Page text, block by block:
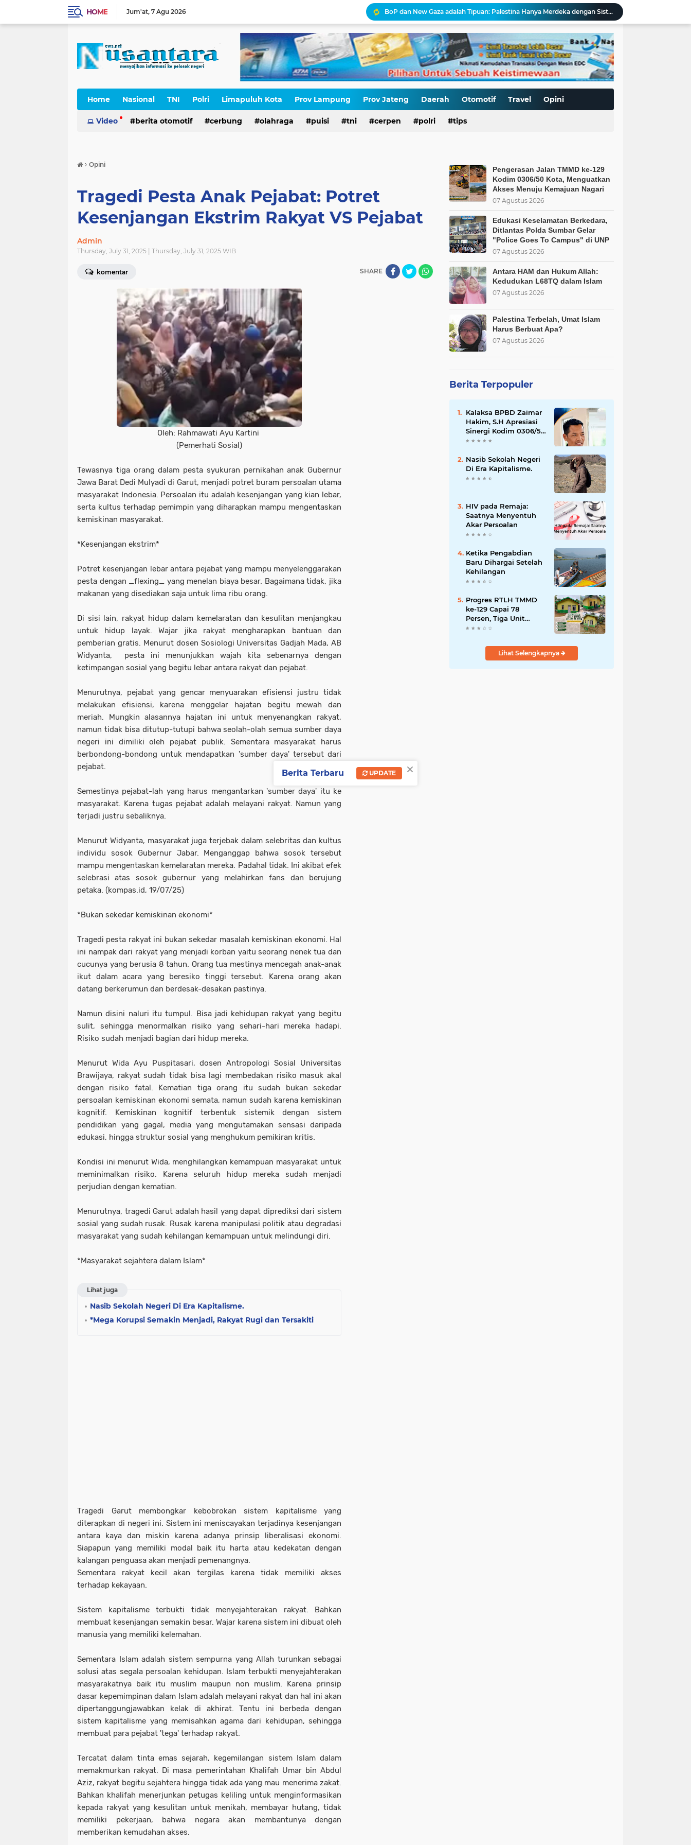
HOME Jum'at 7 Agu 2026
Kurnia Nugraha Raih Penghargaan Indonesia Public Relations Top Leader 2026
Pajak, Aparat, dan Krisis Kepercayaan Publik
STOP NORMALISASI LGBT & GENDER FLUID DI SEKOLAH
Pengerasan Jalan TMMD ke-129 Kodim 0306/50 Kota, Menguatkan Akses Menuju Kemajuan Nagari
Edukasi Keselamatan Berkedara, Ditlantas Polda Sumbar Gelar "Police Goes To Campus" di UNP
Antara HAM dan Hukum Allah: Kedudukan L68TQ dalam Islam
Kepatuhan Pajak atau Pemaksaan Pajak?
Gaza Disekat Israel: Potret Penjajahan Abadi
Home Nasional TNI Polri Limapuluh Kota Prov Lampung Prov Jateng Daerah Otomotif Travel Opini
Cerpen
Video berita otomotif cerbung olahraga puisi tni cerpen polri tips
› Opini
Tragedi Pesta Anak Pejabat: Potret
Kesenjangan Ekstrim Rakyat VS Pejabat
Admin
Thursday, July 31, 2025 | Thursday, July 31, 2025 WIB
komentar SHARE
Oleh: Rahmawati Ayu Kartini
(Pemerhati Sosial)
Tewasnya tiga orang dalam pesta syukuran pernikahan anak Gubernur
Jawa Barat Dedi Mulyadi di Garut, menjadi potret buram persoalan utama
masyarakat Indonesia. Persoalan itu adalah kesenjangan yang kian lebar,
serta kultus terhadap pemimpin yang diharapkan mampu mengentaskan
kemiskinan masyarakat.
*Kesenjangan ekstrim*
Potret kesenjangan lebar antara pejabat yang mampu menyelenggarakan
pesta dengan _flexing_ yang menelan biaya besar. Bagaimana tidak, jika
makanan yang disediakan saja untuk lima ribu orang.
Di sisi lain, rakyat hidup dalam kemelaratan dan kesulitan menjangkau
untuk hidup layak. Wajar jika rakyat mengharapkan bantuan dan
pemberian gratis. Menurut dosen Sosiologi Universitas Gadjah Mada, AB
Widyanta, pesta ini menunjukkan wajah kita sebenarnya dengan
ketimpangan sosial yang begitu lebar antara rakyat dan pejabat.
Menurutnya, pejabat yang gencar menyuarakan efisiensi justru tidak
melakukan efisiensi, karena menggelar hajatan begitu mewah dan
meriah. Mungkin alasannya hajatan ini untuk menyenangkan rakyat,
namun tidak bisa ditutup-tutupi bahwa seolah-olah semua sumber daya
negeri ini dimiliki oleh pejabat publik. Sementara masyarakat harus
berbondong-bondong untuk mendapatkan 'sumber daya' tersebut dari
pejabat.
Semestinya pejabat-lah yang harus mengantarkan 'sumber daya' itu ke
masyarakat. Karena tugas pejabat adalah melayani rakyat. Namun yang
terjadi justru sebaliknya.
Menurut Widyanta, masyarakat juga terjebak dalam selebritas dan kultus
individu sosok Gubernur Jabar. Menganggap bahwa sosok tersebut
mampu mengentaskan kemelaratan mereka. Padahal tidak. Ini akibat efek
selebrasi atas sosok gubernur yang melahirkan fans dan berujung
petaka. (kompas.id, 19/07/25)
*Bukan sekedar kemiskinan ekonomi*
Tragedi pesta rakyat ini bukan sekedar masalah kemiskinan ekonomi. Hal
ini nampak dari rakyat yang menjadi korban yaitu seorang nenek tua dan
cucunya yang berusia 8 tahun. Orang tua mestinya mencegah anak-anak
ikut dalam acara yang beresiko tinggi tersebut. Karena orang akan
datang berkerumun dan berdesak-desakan pastinya.
Namun disini naluri itu tumpul. Bisa jadi kehidupan rakyat yang begitu
sulit, sehingga menormalkan risiko yang sehari-hari mereka hadapi.
Risiko sudah menjadi bagian dari hidup mereka.
Menurut Wida Ayu Puspitasari, dosen Antropologi Sosial Universitas
Brawijaya, rakyat sudah tidak bisa lagi membedakan risiko masuk akal
dengan risiko fatal. Kematian tiga orang itu sudah bukan sekedar
persoalan kemiskinan ekonomi semata, namun sudah karena kemiskinan
kognitif. Kemiskinan kognitif terbentuk sistemik dengan sistem
pendidikan yang gagal, media yang mengutamakan sensasi daripada
edukasi, hingga struktur sosial yang menghukum pemikiran kritis.
Kondisi ini menurut Wida, menghilangkan kemampuan masyarakat untuk
meminimalkan risiko. Karena seluruh hidup mereka sudah menjadi
perjudian dengan kematian.
Menurutnya, tragedi Garut adalah hasil yang dapat diprediksi dari sistem
sosial yang sudah rusak. Rusak karena manipulasi politik atau degradasi
masyarakat yang sudah kehilangan kemampuan untuk melindungi diri.
*Masyarakat sejahtera dalam Islam*
Lihat juga
Nasib Sekolah Negeri Di Era Kapitalisme.
*Mega Korupsi Semakin Menjadi, Rakyat Rugi dan Tersakiti
Tragedi Garut membongkar kebobrokan sistem kapitalisme yang
diterapkan di negeri ini. Sistem ini meniscayakan terjadinya kesenjangan
antara kaya dan miskin karena adanya prinsip liberalisasi ekonomi.
Siapapun yang memiliki modal baik itu harta atau kedekatan dengan
kalangan penguasa akan menjadi pemenangnya.
Sementara rakyat kecil akan tergilas karena tidak memiliki akses
terhadap kekayaan.
Sistem kapitalisme terbukti tidak menyejahterakan rakyat. Bahkan
membuat kesenjangan semakin besar. Wajar karena sistem ini dibuat oleh
manusia yang memiliki kelemahan.
Sementara Islam adalah sistem sempurna yang Allah turunkan sebagai
solusi atas segala persoalan kehidupan. Islam terbukti menyejahterakan
masyarakatnya baik itu muslim maupun non muslim. Karena prinsip
dasar kepemimpinan dalam Islam adalah melayani rakyat dan hal ini akan
dipertanggungjawabkan kelak di akhirat. Tentu ini berbeda dengan
sistem kapitalisme yang memisahkan agama dari kehidupan, sehingga
membuat para pejabat 'tega' terhadap rakyat.
Tercatat dalam tinta emas sejarah, kegemilangan sistem Islam dalam
memakmurkan rakyat. Di masa pemerintahan Khalifah Umar bin Abdul
Aziz, rakyat begitu sejahtera hingga tidak ada yang mau menerima zakat.
Bahkan khalifah menerjunkan petugas keliling untuk menginformasikan
kepada rakyat yang kesulitan untuk menikah, membayar hutang, tidak
memiliki pekerjaan, bahwa negara akan membantunya dengan
memberikan kemudahan akses.
Pengerasan Jalan TMMD ke-129
Kodim 0306/50 Kota, Menguatkan
Akses Menuju Kemajuan Nagari
07 Agustus 2026
Edukasi Keselamatan Berkedara,
Ditlantas Polda Sumbar Gelar
"Police Goes To Campus" di UNP
07 Agustus 2026
Antara HAM dan Hukum Allah:
Kedudukan L68TQ dalam Islam
07 Agustus 2026
Palestina Terbelah, Umat Islam
Harus Berbuat Apa?
07 Agustus 2026
Berita Terpopuler
Kalaksa BPBD Zaimar
Hakim, S.H Apresiasi
Sinergi Kodim 0306/50
Kota dalam
dan Penanganan
Bencana
Nasib Sekolah Negeri
Di Era Kapitalisme.
HIV pada Remaja:
Saatnya Menyentuh
Akar Persoalan
Ketika Pengabdian
Baru Dihargai Setelah
Kehilangan
Progres RTLH TMMD
ke-129 Capai 78
Persen, Tiga Unit
Rumah Bantuan Mulai
Lihat Selengkapnya
×
Berita Terbaru UPDATE